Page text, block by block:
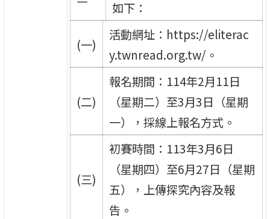
如下：
(一)
活動網址：https://eliterac
y.twnread.org.tw/。
(二)
報名期間：114年2月11日
（星期二）至3月3日（星期
一），採線上報名方式。
(三)
初賽時間：113年3月6日
（星期四）至6月27日（星期
五），上傳探究內容及報
告。